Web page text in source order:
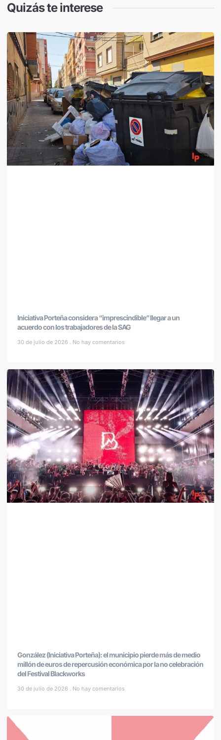
Quizás te interese
Iniciativa Porteña considera “imprescindible” llegar a un
acuerdo con los trabajadores de la SAG
30 de julio de 2026 No hay comentarios
González (Iniciativa Porteña): el municipio pierde más de medio
millón de euros de repercusión económica por la no celebración
del Festival Blackworks
30 de julio de 2026 No hay comentarios